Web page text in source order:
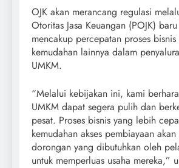
OJK akan merancang regulasi
Otoritas Jasa Keuangan (POJK)
mencakup percepatan proses
kemudahan lainnya dalam
UMKM.
“Melalui kebijakan ini, kami
UMKM dapat segera pulih dan
pesat. Proses bisnis yang lebih
kemudahan akses pembiayaan
dorongan yang dibutuhkan oleh
untuk memperluas usaha mereka,”